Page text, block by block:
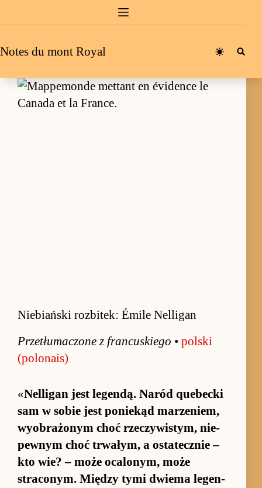
au
Notes du mont Royal
Niebiański rozbitek: Émile Nelligan
Prze­tłuma­czone z fran­cu­skiego • pol­ski
(po­lona­is)
«Nel­ligan jest le­gen­dą. Na­ród quebecki
sam w so­bie jest po­nie­kąd ma­rze­niem,
wy­obrażonym choć rze­czywistym, nie­
pew­nym choć trwałym, a ostatecz­nie –
kto wie? – może oca­lonym, może
straconym. Mię­dzy tymi dwiema le­gen­